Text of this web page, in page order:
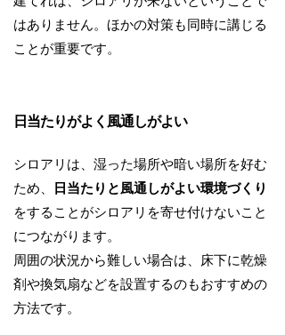
はありません。ほかの対策も同時に講じる
ことが重要です。
日当たりがよく風通しがよい
シロアリは、湿った場所や暗い場所を好む
ため、
日当たりと風通しがよい環境づくり
をすることがシロアリを寄せ付けないこと
につながります。
周囲の状況から難しい場合は、床下に乾燥
剤や換気扇などを設置するのもおすすめの
方法です。